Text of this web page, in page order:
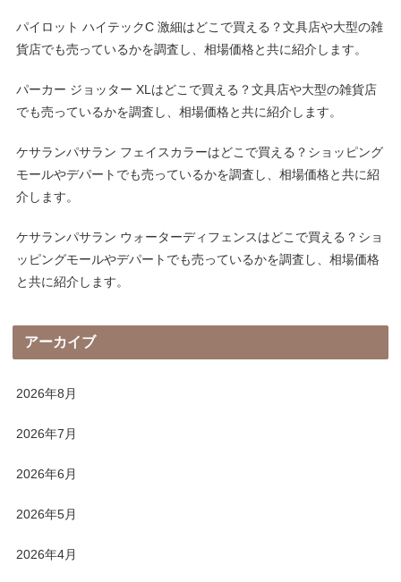
パイロット ハイテックC 激細はどこで買える？文具店や大型の雑
貨店でも売っているかを調査し、相場価格と共に紹介します。
パーカー ジョッター XLはどこで買える？文具店や大型の雑貨店
でも売っているかを調査し、相場価格と共に紹介します。
ケサランパサラン フェイスカラーはどこで買える？ショッピング
モールやデパートでも売っているかを調査し、相場価格と共に紹
介します。
ケサランパサラン ウォーターディフェンスはどこで買える？ショ
ッピングモールやデパートでも売っているかを調査し、相場価格
と共に紹介します。
アーカイブ
2026年8月
2026年7月
2026年6月
2026年5月
2026年4月